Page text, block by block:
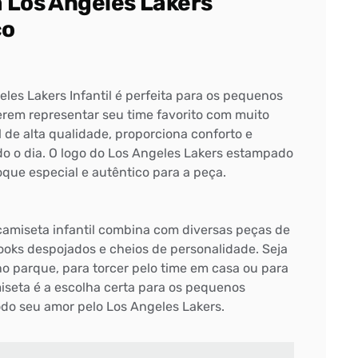
Lakers Infantil é perfeita para os pequenos
representar seu time favorito com muito
de alta qualidade, proporciona conforto e
o dia. O logo do Los Angeles Lakers estampado
especial e autêntico para a peça.
infantil combina com diversas peças de
despojados e cheios de personalidade. Seja
parque, para torcer pelo time em casa ou para
é a escolha certa para os pequenos
seu amor pelo Los Angeles Lakers.